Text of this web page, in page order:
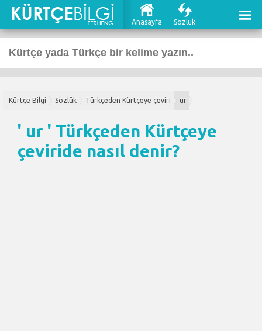
Anasayfa Sözlük
Kürtçe Bilgi Sözlük Türkçeden Kürtçeye çeviri ur
' ur ' Türkçeden Kürtçeye
çeviride nasıl denir?